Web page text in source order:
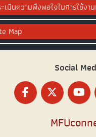
เมินความพึงพอใจในการใช้งา
Map
Social